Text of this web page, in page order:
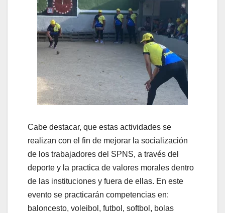
Cabe destacar, que estas actividades se
realizan con el fin de mejorar la socialización
de los trabajadores del SPNS, a través del
deporte y la practica de valores morales dentro
de las instituciones y fuera de ellas. En este
evento se practicarán competencias en:
baloncesto, voleibol, futbol, softbol, bolas